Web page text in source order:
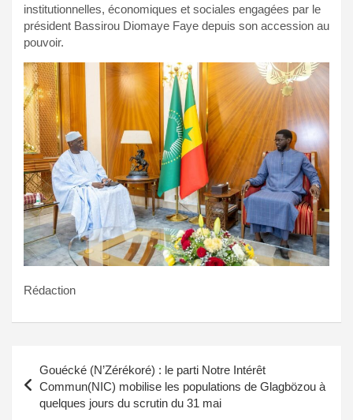
institutionnelles, économiques et sociales engagées par le
président Bassirou Diomaye Faye depuis son accession au
pouvoir.
Rédaction
de
l’article
Gouécké (N’Zérékoré) : le parti Notre Intérêt
Commun(NIC) mobilise les populations de Glagbözou à
quelques jours du scrutin du 31 mai